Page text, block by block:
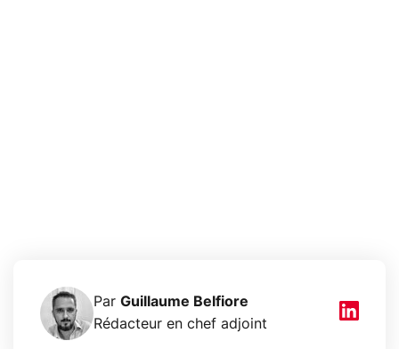
Par Guillaume Belfiore
Rédacteur en chef adjoint